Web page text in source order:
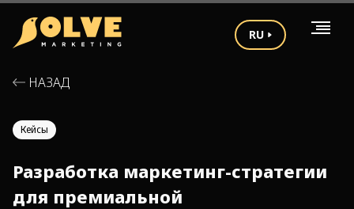
RU
НАЗАД
Кейсы
Разработка маркетинг-стратегии
для премиальной